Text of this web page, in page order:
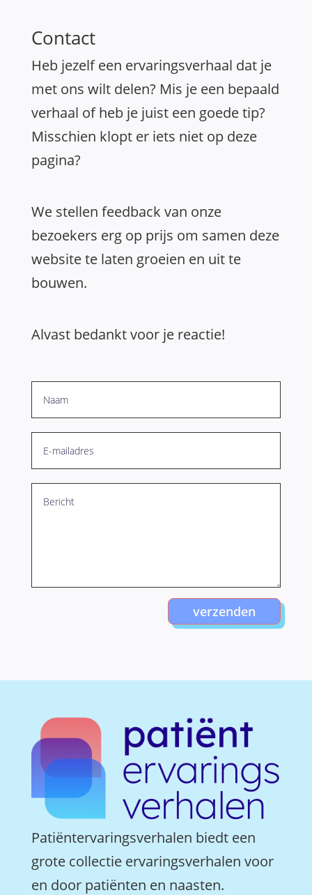
Contact
Heb jezelf een ervaringsverhaal dat je
met ons wilt delen? Mis je een bepaald
verhaal of heb je juist een goede tip?
Misschien klopt er iets niet op deze
pagina?
We stellen feedback van onze
bezoekers erg op prijs om samen deze
website te laten groeien en uit te
bouwen.
Alvast bedankt voor je reactie!
verzenden
Patiëntervaringsverhalen biedt een
grote collectie ervaringsverhalen voor
en door patiënten en naasten.